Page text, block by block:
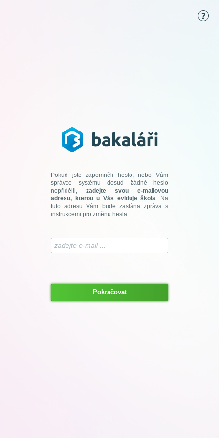
Pokud jste zapomněli heslo, nebo Vám
správce systému dosud žádné heslo
nepřidělil, zadejte svou e-mailovou
adresu, kterou u Vás eviduje škola. Na
tuto adresu Vám bude zaslána zpráva s
instrukcemi pro změnu hesla.
Pokračovat